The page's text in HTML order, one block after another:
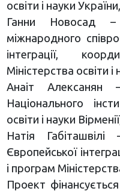
освіти і науки України,
Ганни Новосад –
міжнародного
інтеграції,
Міністерства освіти і
Анаіт Алексанян
Національного
освіти і науки
Натія
Європейської
і програм
Проект